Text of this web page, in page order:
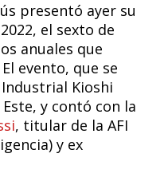
presentó ayer su
el sexto de
anuales que
evento, que se
Kioshi
y contó con la
, titular de la AFI
y ex